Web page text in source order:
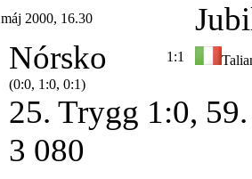
2000, 16.30
Nórsko
1:1
(0:0, 1:0, 0:1)
25. Trygg 1:0,
3 080